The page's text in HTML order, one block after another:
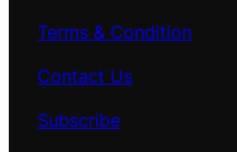
Terms & Condition
Contact Us
Subscribe